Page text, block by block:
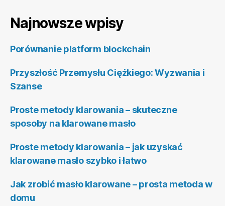
Najnowsze wpisy
Porównanie platform blockchain
Przyszłość Przemysłu Ciężkiego: Wyzwania i
Szanse
Proste metody klarowania – skuteczne
sposoby na klarowane masło
Proste metody klarowania – jak uzyskać
klarowane masło szybko i łatwo
Jak zrobić masło klarowane – prosta metoda w
domu